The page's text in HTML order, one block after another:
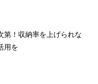
第！収納率を上げられな
用を